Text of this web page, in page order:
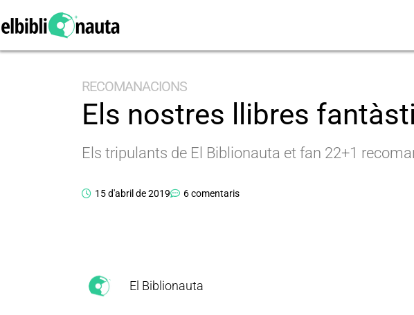
RECOMANACIONS
Els nostres llibres
Els tripulants de El Biblionauta et fan 22+1
15 d'abril de 2019 6 comentaris
El Biblionauta